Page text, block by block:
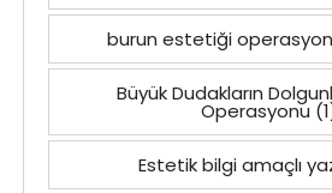
burun estetiği
Büyük Dudakların
Operasyonu
Estetik bilgi amaçlı